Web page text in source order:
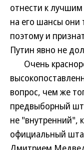
отнести к
на его шансы они
поэтому и
Путин явно не
Очень
вопрос, чем же
предвыборный
не "внутренний",
официальный